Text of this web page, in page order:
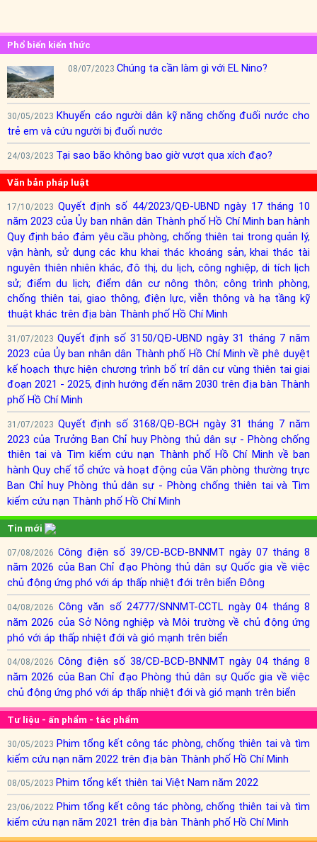
Phổ biến kiến thức
08/07/2023 Chúng ta cần làm gì với EL Nino?
30/05/2023 Khuyến cáo người dân kỹ năng chống đuối nước cho
trẻ em và cứu người bị đuối nước
24/03/2023 Tại sao bão không bao giờ vượt qua xích đạo?
Văn bản pháp luật
17/10/2023 Quyết định số 44/2023/QĐ-UBND ngày 17 tháng 10
năm 2023 của Ủy ban nhân dân Thành phố Hồ Chí Minh ban hành
Quy định bảo đảm yêu cầu phòng, chống thiên tai trong quản lý,
vận hành, sử dụng các khu khai thác khoáng sản, khai thác tài
nguyên thiên nhiên khác, đô thị, du lịch, công nghiệp, di tích lịch
sử; điểm du lịch; điểm dân cư nông thôn; công trình phòng,
chống thiên tai, giao thông, điện lực, viễn thông và hạ tầng kỹ
thuật khác trên địa bàn Thành phố Hồ Chí Minh
31/07/2023 Quyết định số 3150/QĐ-UBND ngày 31 tháng 7 năm
2023 của Ủy ban nhân dân Thành phố Hồ Chí Minh về phê duyệt
kế hoạch thực hiện chương trình bố trí dân cư vùng thiên tai giai
đoạn 2021 - 2025, định hướng đến năm 2030 trên địa bàn Thành
phố Hồ Chí Minh
31/07/2023 Quyết định số 3168/QĐ-BCH ngày 31 tháng 7 năm
2023 của Trưởng Ban Chỉ huy Phòng thủ dân sự - Phòng chống
thiên tai và Tìm kiếm cứu nạn Thành phố Hồ Chí Minh về ban
hành Quy chế tổ chức và hoạt động của Văn phòng thường trực
Ban Chỉ huy Phòng thủ dân sự - Phòng chống thiên tai và Tìm
kiếm cứu nạn Thành phố Hồ Chí Minh
Tin mới
07/08/2026 Công điện số 39/CĐ-BCĐ-BNNMT ngày 07 tháng 8
năm 2026 của Ban Chỉ đạo Phòng thủ dân sự Quốc gia về việc
chủ động ứng phó với áp thấp nhiệt đới trên biển Đông
04/08/2026 Công văn số 24777/SNNMT-CCTL ngày 04 tháng 8
năm 2026 của Sở Nông nghiệp và Môi trường về chủ động ứng
phó với áp thấp nhiệt đới và gió mạnh trên biển
04/08/2026 Công điện số 38/CĐ-BCĐ-BNNMT ngày 04 tháng 8
năm 2026 của Ban Chỉ đạo Phòng thủ dân sự Quốc gia về việc
chủ động ứng phó với áp thấp nhiệt đới và gió mạnh trên biển
Tư liệu - ấn phẩm - tác phẩm
30/05/2023 Phim tổng kết công tác phòng, chống thiên tai và tìm
kiếm cứu nạn năm 2022 trên địa bàn Thành phố Hồ Chí Minh
08/05/2023 Phim tổng kết thiên tai Việt Nam năm 2022
23/06/2022 Phim tổng kết công tác phòng, chống thiên tai và tìm
kiếm cứu nạn năm 2021 trên địa bàn Thành phố Hồ Chí Minh